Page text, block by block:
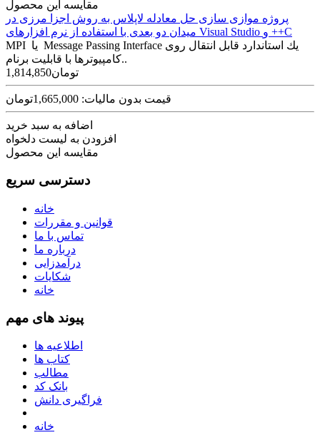
مقایسه این محصول
پروژه موازی سازی حل معادله لاپلاس به روش اجزا مرزی در
میدان دو بعدی با استفاده از نرم افزارهای Visual Studio و ++C
MPI یا Message Passing Interface یك استاندارد قابل انتقال روی
كامپیوترها با قابلیت برنام..
1,814,850تومان
قیمت بدون مالیات: 1,665,000تومان
اضافه به سبد خرید
افزودن به لیست دلخواه
مقایسه این محصول
دسترسی سریع
خانه
قوانین و مقررات
تماس با ما
درباره ما
درآمدزایی
شکایات
خانه
پیوند های مهم
اطلاعیه ها
کتاب ها
مطالب
بانک کد
فراگیری دانش
خانه